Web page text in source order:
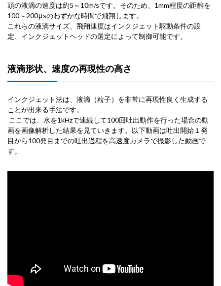
頭の液滴の速度は約5～10m/sです。そのため、1mm程度の距離を
100～200μsのわずかな時間で飛翔します。
これらの液滴サイズ、飛翔速度はインクジェット駆動条件の設
定、インクジェットヘッドの選定によって制御可能です。
液滴形状、速度の再現性の高さ
インクジェット法は、液滴（粒子）を非常に再現性良く生成する
ことが出来る手法です。
ここでは、水を1kHzで連続して100回吐出動作を行った場合の動
画を画像解析した結果を見ていきます。以下動画は吐出開始１発
目から100発目までの吐出過程を高速度カメラで撮影した動画で
す。